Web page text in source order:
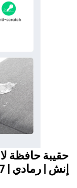
إنش | رمادي | UG-LP437-50337